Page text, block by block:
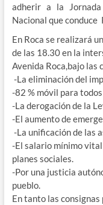
adherir a la
Nacional que conduce
En Roca se realizará
de las 18.30 en la
Avenida Roca,bajo las
-La eliminación del
-82 % móvil para
-La derogación de la
-El aumento de
-La unificación de las
-El salario mínimo
planes sociales.
-Por una justicia
pueblo.
En tanto las